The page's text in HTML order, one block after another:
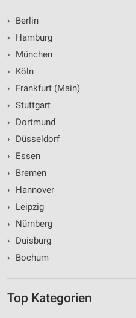
›
Berlin
›
Hamburg
›
München
›
Köln
›
Frankfurt (Main)
› Stuttgart
›
Dortmund
›
Düsseldorf
›
Essen
›
Bremen
›
Hannover
›
Leipzig
›
Nürnberg
›
Duisburg
›
Bochum
Top Kategorien